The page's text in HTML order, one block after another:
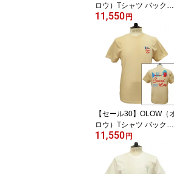
ロウ）Tシャツ バックプ
リント 花とロゴのイラス
ト OL612002-12 ベージ
ュxブラウン オーガニッ
クコットン100% ゆった
りシルエット【フロリア
ン・ガロウ】
11,550 円
【セール30】OLOW（
ロウ）Tシャツ バックグ
ラフィック 楽器・音楽の
イラスト OL612002-11
ベージュ オーガニックコ
ットン100% 【ケイト・
11,550 円